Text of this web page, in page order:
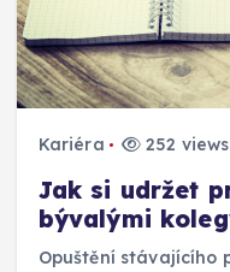
Kariéra 252 views
Jak si udržet
bývalými
Opuštění stávajícího